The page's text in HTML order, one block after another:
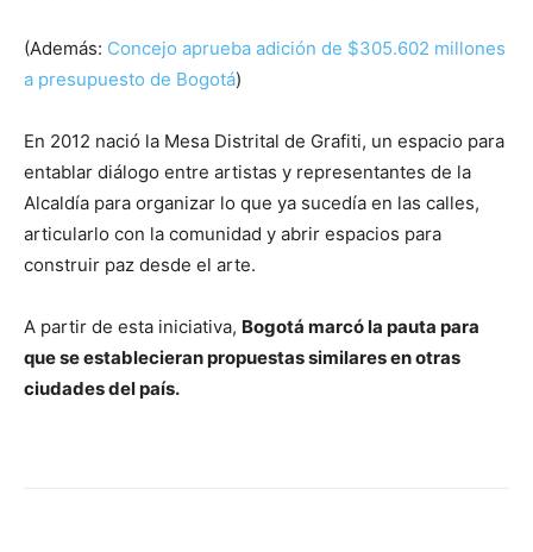
(Además: Concejo aprueba adición de $305.602 millones
a presupuesto de Bogotá)
En 2012 nació la Mesa Distrital de Grafiti, un espacio para
entablar diálogo entre artistas y representantes de la
Alcaldía para organizar lo que ya sucedía en las calles,
articularlo con la comunidad y abrir espacios para
construir paz desde el arte.
A partir de esta iniciativa, Bogotá marcó la pauta para
que se establecieran propuestas similares en otras
ciudades del país.